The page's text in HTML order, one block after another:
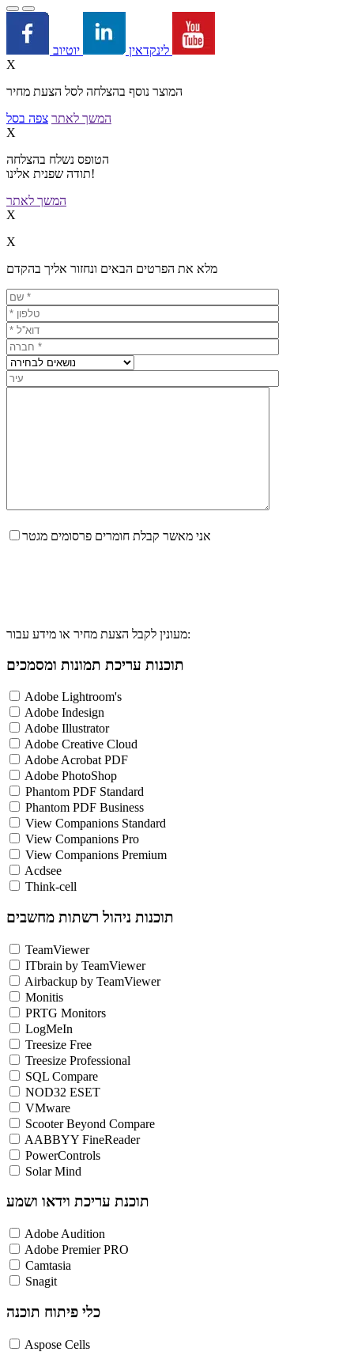
לינקדאין
X
המוצר נוסף בהצלחה לסל הצעת מחיר
המשך לאתר צפה בסל
X
הטופס נשלח בהצלחה
תודה שפנית אלינו!
המשך לאתר
X
X
מלא את הפרטים הבאים ונחזור אליך בהקדם
אני מאשר קבלת חומרים פרסומים מגטר
מעונין לקבל הצעת מחיר או מידע עבור:
תוכנות עריכת תמונות ומסמכים
Adobe Lightroom's
Adobe Indesign
Adobe Illustrator
Adobe Creative Cloud
Adobe Acrobat PDF
Adobe PhotoShop
Phantom PDF Standard
Phantom PDF Business
View Companions Standard
View Companions Pro
View Companions Premium
Acdsee
Think-cell
תוכנות ניהול רשתות מחשבים
TeamViewer
ITbrain by TeamViewer
Airbackup by TeamViewer
Monitis
PRTG Monitors
LogMeIn
Treesize Free
Treesize Professional
SQL Compare
NOD32 ESET
VMware
Scooter Beyond Compare
AABBYY FineReader
PowerControls
Solar Mind
תוכנת עריכת וידאו ושמע
Adobe Audition
Adobe Premier PRO
Camtasia
Snagit
כלי פיתוח תוכנה
Aspose Cells